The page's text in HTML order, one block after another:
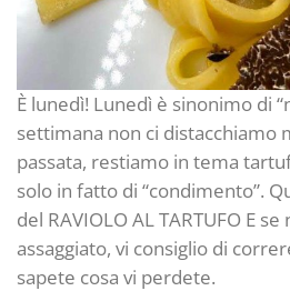
È lunedì! Lunedì è sinonimo di
settimana non ci distacchiamo
passata, restiamo in tema
solo in fatto di “condimento”.
del RAVIOLO AL TARTUFO E
assaggiato, vi consiglio di
sapete cosa vi perdete.